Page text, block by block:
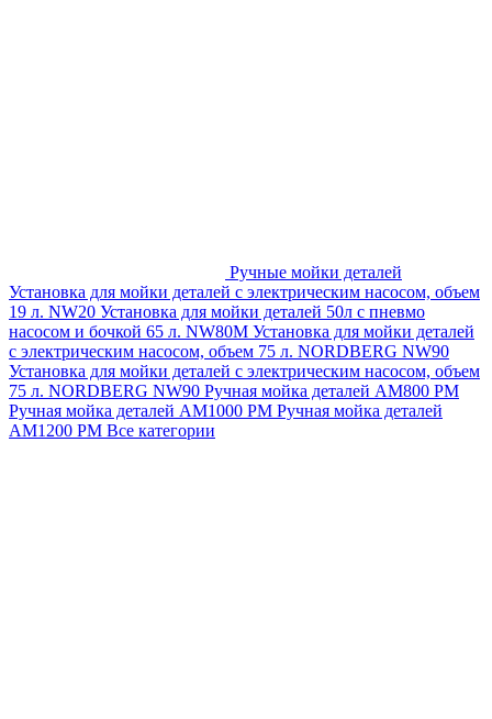
Ручные мойки деталей
Установка для мойки деталей с электрическим насосом, объем
19 л. NW20 Установка для мойки деталей 50л с пневмо
насосом и бочкой 65 л. NW80M Установка для мойки деталей
с электрическим насосом, объем 75 л. NORDBERG NW90
Установка для мойки деталей с электрическим насосом, объем
75 л. NORDBERG NW90 Ручная мойка деталей АМ800 РМ
Ручная мойка деталей АМ1000 РМ Ручная мойка деталей
АМ1200 РМ Все категории